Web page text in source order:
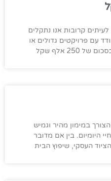
קרובות אנו נתקלים
עם פרויקטים גדולים או
אלף שקל
במימון מהיר וגמיש
היומיום. בין אם מדובר
העסקי, שיפוץ הבית